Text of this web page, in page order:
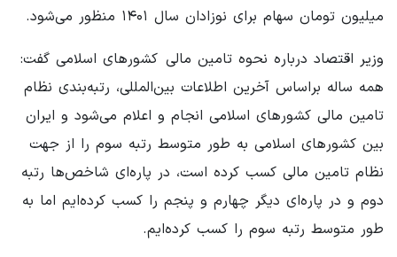
میلیون تومان سهام برای نوزادان سال ۱۴۰۱ منظور می‌شود.
وزیر اقتصاد درباره نحوه تامین مالی کشورهای اسلامی گفت:
همه ساله براساس آخرین اطلاعات بین‌المللی، رتبه‌بندی نظام
تامین مالی کشورهای اسلامی انجام و اعلام می‌شود و ایران
بین کشورهای اسلامی به طور متوسط رتبه سوم را از جهت
نظام تامین مالی کسب کرده است، در پاره‌ای شاخص‌ها رتبه
دوم و در پاره‌ای دیگر چهارم و پنجم را کسب کرده‌ایم اما به
طور متوسط رتبه سوم را کسب کرده‌ایم.